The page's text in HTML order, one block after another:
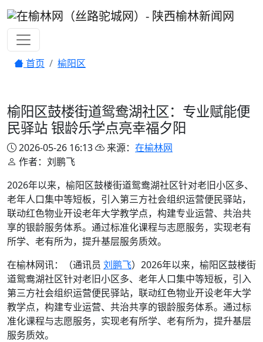
首页 榆阳区
榆阳区鼓楼街道鸳鸯湖社区：专业赋能便
民驿站 银龄乐学点亮幸福夕阳
2026-05-26 16:13 来源： 在榆林网
作者：刘鹏飞
2026年以来，榆阳区鼓楼街道鸳鸯湖社区针对老旧小区多、
老年人口集中等短板，引入第三方社会组织运营便民驿站，
联动红色物业开设老年大学教学点，构建专业运营、共治共
享的银龄服务体系。通过标准化课程与志愿服务，实现老有
所学、老有所为，提升基层服务质效。
在榆林网讯：（通讯员 刘鹏飞）2026年以来，榆阳区鼓楼街
道鸳鸯湖社区针对老旧小区多、老年人口集中等短板，引入
第三方社会组织运营便民驿站，联动红色物业开设老年大学
教学点，构建专业运营、共治共享的银龄服务体系。通过标
准化课程与志愿服务，实现老有所学、老有所为，提升基层
服务质效。